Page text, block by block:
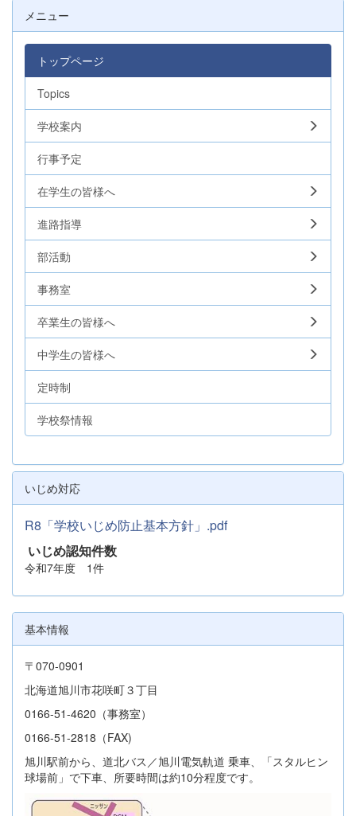
メニュー
トップページ
Topics
学校案内
行事予定
在学生の皆様へ
進路指導
部活動
事務室
卒業生の皆様へ
中学生の皆様へ
定時制
学校祭情報
いじめ対応
R8「学校いじめ防止基本方針」.pdf
いじめ認知件数
令和7年度 1件
基本情報
〒070-0901
北海道旭川市花咲町３丁目
0166-51-4620（事務室）
0166-51-2818（FAX)
旭川駅前から、道北バス／旭川電気軌道 乗車、「スタルヒン
球場前」で下車、所要時間は約10分程度です。